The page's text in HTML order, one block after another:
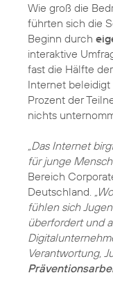
Wie groß die
führten sich die
Beginn durch
interaktive
fast die Hälfte
Internet
Prozent der
nichts
„Das Internet
für junge
Bereich
Deutschland.
fühlen sich
überfordert und
Verantwortung,